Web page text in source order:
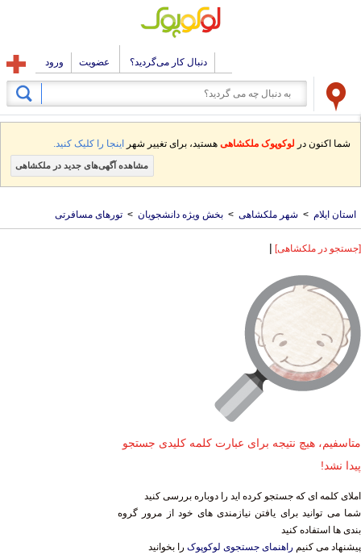
دنبال کار می‌گردید؟ عضویت ورود
شما اکنون در لوکوپوک ملکشاهی هستید، برای تغییر شهر اینجا را کلیک کنید.
مشاهده آگهی‌های جدید در ملکشاهی
استان ایلام > شهر ملکشاهی > بخش ویژه دانشجویان > تورهای مسافرتی
[جستجو در ملکشاهی] |
متاسفیم، هیچ نتیجه برای عبارت کلمه کلیدی جستجو
پیدا نشد!
املای کلمه ای که جستجو کرده اید را دوباره بررسی کنید
شما می توانید برای یافتن نیازمندی های خود از مرور گروه
بندی ها استفاده کنید
پیشنهاد می کنیم راهنمای جستجوی لوکوپوک را بخوانید